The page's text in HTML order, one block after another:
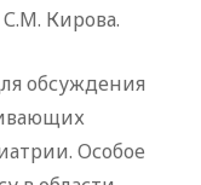
Кирова.
обсуждения
Особое